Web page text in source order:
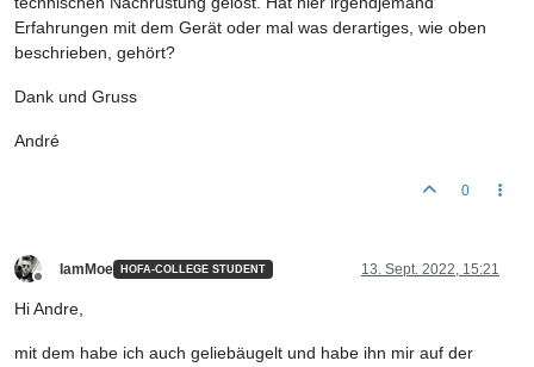
Erfahrungen mit dem Gerät oder mal was derartiges, wie oben
beschrieben, gehört?
Dank und Gruss
André
0
IamMoe HOFA-COLLEGE STUDENT 13. Sept. 2022, 15:21
Hi Andre,
mit dem habe ich auch geliebäugelt und habe ihn mir auf der